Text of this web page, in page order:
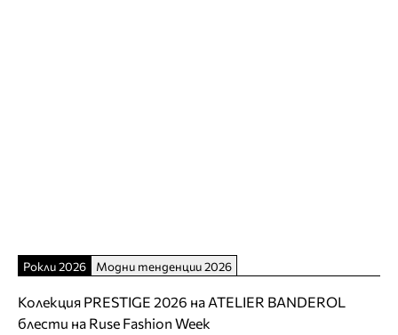
Рокли 2026 Модни тенденции 2026
Колекция PRESTIGE 2026 на ATELIER BANDEROL
блести на Ruse Fashion Week